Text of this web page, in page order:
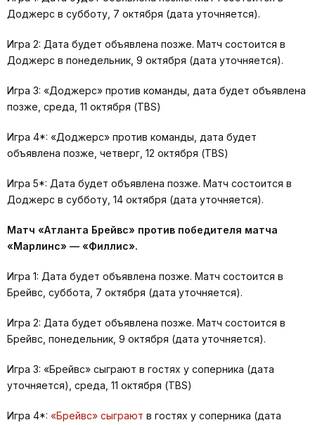
Доджерс в субботу, 7 октября (дата уточняется).
Игра 2: Дата будет объявлена позже. Матч состоится в
Доджерс в понедельник, 9 октября (дата уточняется).
Игра 3: «Доджерс» против команды, дата будет объявлена
позже, среда, 11 октября (TBS)
Игра 4*: «Доджерс» против команды, дата будет
объявлена позже, четверг, 12 октября (TBS)
Игра 5*: Дата будет объявлена позже. Матч состоится в
Доджерс в субботу, 14 октября (дата уточняется).
Матч «Атланта Брейвс» против победителя матча
«Марлинс» — «Филлис».
Игра 1: Дата будет объявлена позже. Матч состоится в
Брейвс, суббота, 7 октября (дата уточняется).
Игра 2: Дата будет объявлена позже. Матч состоится в
Брейвс, понедельник, 9 октября (дата уточняется).
Игра 3: «Брейвс» сыграют в гостях у соперника (дата
уточняется), среда, 11 октября (TBS)
Игра 4*: «Брейвс» сыграют в гостях у соперника (дата